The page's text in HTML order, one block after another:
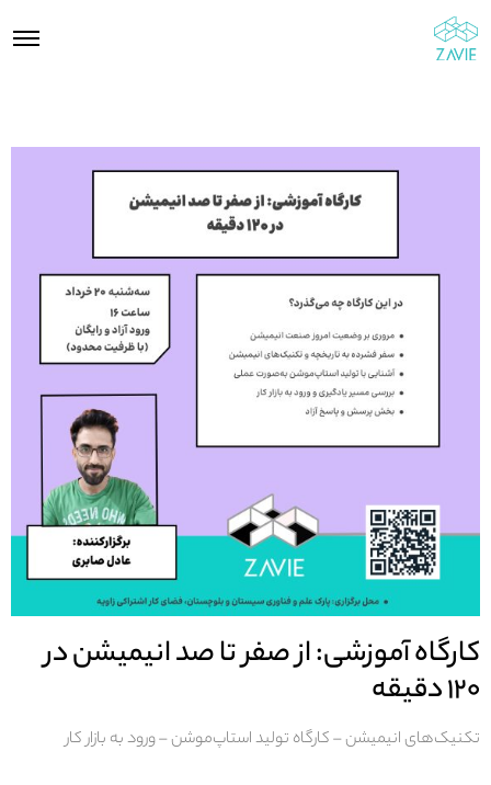
کارگاه آموزشی: از صفر تا صد انیمیشن در
۱۲۰ دقیقه
تکنیک‌های انیمیشن – کارگاه تولید استاپ‌موشن – ورود به بازار کار